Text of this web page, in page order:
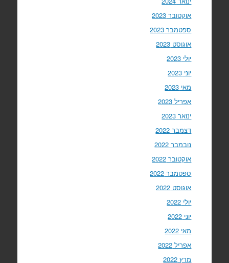
אוקטובר 2023
ספטמבר 2023
אוגוסט 2023
יולי 2023
יוני 2023
מאי 2023
אפריל 2023
ינואר 2023
דצמבר 2022
נובמבר 2022
אוקטובר 2022
ספטמבר 2022
אוגוסט 2022
יולי 2022
יוני 2022
מאי 2022
אפריל 2022
מרץ 2022